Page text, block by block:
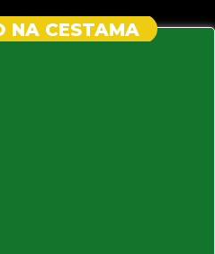
NA CESTAMA